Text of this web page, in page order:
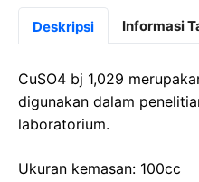
c
b
o
o
k
st
d
o
n
at
s
A
p
Deskripsi Informasi
CuSO4 bj 1,029
digunakan dalam
laboratorium.
Ukuran kemasan: 100cc